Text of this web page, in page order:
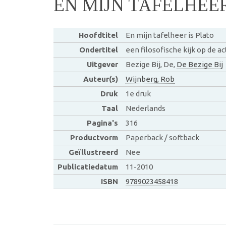
EN MIJN
Hoofdtitel
En mijn tafelheer is Plato
Ondertitel
een filosofische kijk op de
Uitgever
Bezige Bij, De, De Bezige Bij
Auteur(s)
Wijnberg, Rob
Druk
1e druk
Taal
Nederlands
Pagina's
316
Productvorm
Paperback / softback
Geïllustreerd
Nee
Publicatiedatum
11-2010
ISBN
9789023458418